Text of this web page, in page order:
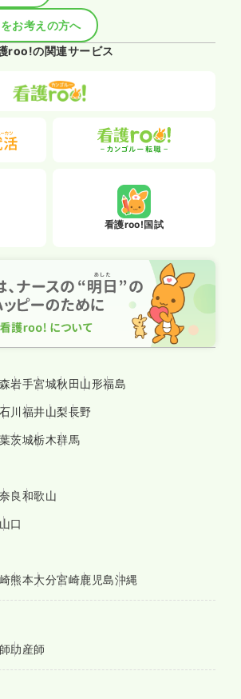
お考えの方へ
roo!の関連サービス
看護roo!国試
岩手宮城秋田山形福島
石川福井山梨長野
茨城栃木群馬
奈良和歌山
山口
熊本大分宮崎鹿児島沖縄
助産師